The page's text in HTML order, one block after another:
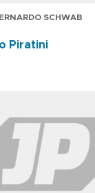
SCHWAB
Piratini